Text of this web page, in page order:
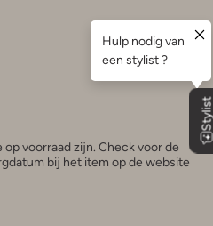
voorraad zijn. Check voor de
bij het item op de website